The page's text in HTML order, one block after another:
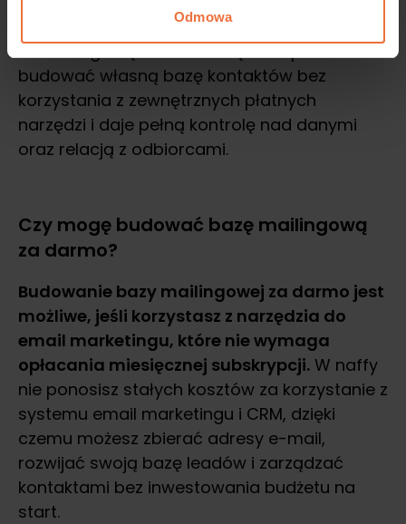
Odmowa
odbiorców oraz dalszą komunikację
marketingową. Takie rozwiązanie pozwala
budować własną bazę kontaktów bez
korzystania z zewnętrznych płatnych
narzędzi i daje pełną kontrolę nad danymi
oraz relacją z odbiorcami.
Czy mogę budować bazę mailingową
za darmo?
Budowanie bazy mailingowej za darmo jest
możliwe, jeśli korzystasz z narzędzia do
email marketingu, które nie wymaga
opłacania miesięcznej subskrypcji. W naffy
nie ponosisz stałych kosztów za korzystanie z
systemu email marketingu i CRM, dzięki
czemu możesz zbierać adresy e-mail,
rozwijać swoją bazę leadów i zarządzać
kontaktami bez inwestowania budżetu na
start.